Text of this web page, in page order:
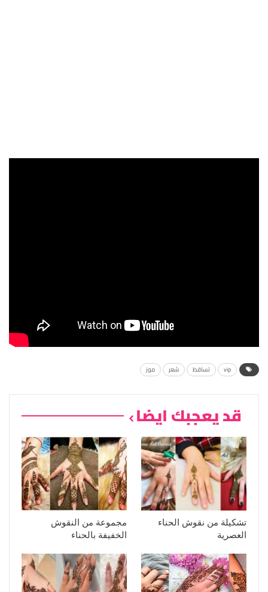
vip تساقط شعر موز
قد يعجبك ايضا
تشكيلة من نقوش الحناء
العصرية
مجموعة من النقوش
الخفيفة بالحناء